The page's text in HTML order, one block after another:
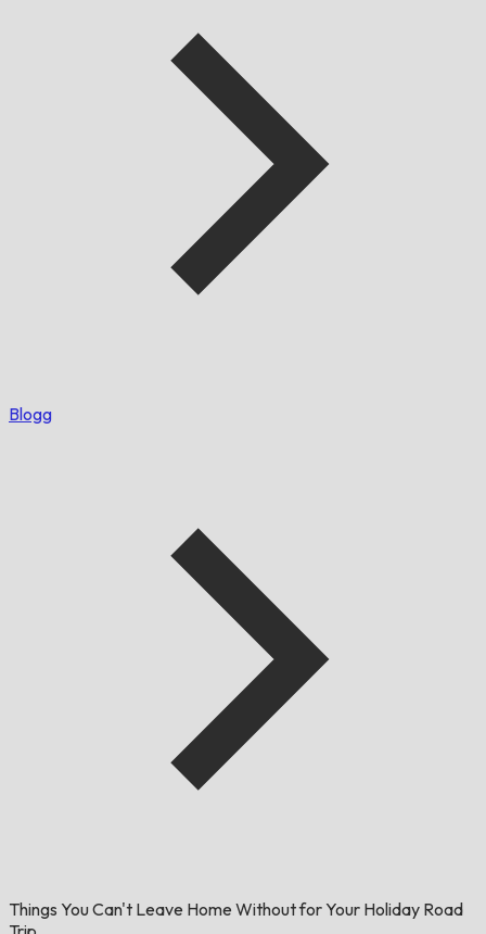
Blogg
Things You Can't Leave Home Without for Your Holiday Road